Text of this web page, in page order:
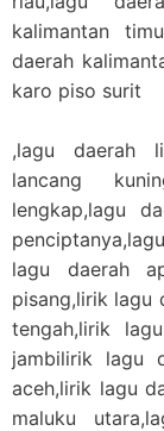
kalimantan
daerah
karo piso surit
,lagu daerah
lancang
lengkap,lagu
lagu daerah
pisang,lirik lagu
tengah,lirik
jambilirik lagu
aceh,lirik lagu
maluku